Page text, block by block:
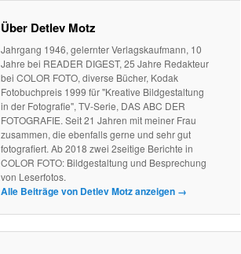
Über Detlev Motz
Jahrgang 1946, gelernter Verlagskaufmann, 10
Jahre bei READER DIGEST, 25 Jahre Redakteur
bei COLOR FOTO, diverse Bücher, Kodak
Fotobuchpreis 1999 für "Kreative Bildgestaltung
in der Fotografie", TV-Serie, DAS ABC DER
FOTOGRAFIE. Seit 21 Jahren mit meiner Frau
zusammen, die ebenfalls gerne und sehr gut
fotografiert. Ab 2018 zwei 2seitige Berichte in
COLOR FOTO: Bildgestaltung und Besprechung
von Leserfotos.
Alle Beiträge von Detlev Motz anzeigen →